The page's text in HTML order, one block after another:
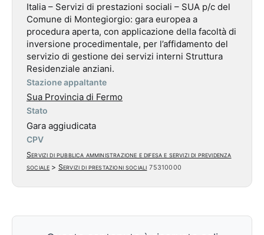
Italia – Servizi di prestazioni sociali – SUA p/c del
Comune di Montegiorgio: gara europea a
procedura aperta, con applicazione della facoltà di
inversione procedimentale, per l’affidamento del
servizio di gestione dei servizi interni Struttura
Residenziale anziani.
Stazione appaltante
Sua Provincia di Fermo
Stato
Gara aggiudicata
CPV
Servizi di pubblica amministrazione e difesa e servizi di previdenza
sociale > Servizi di prestazioni sociali 75310000